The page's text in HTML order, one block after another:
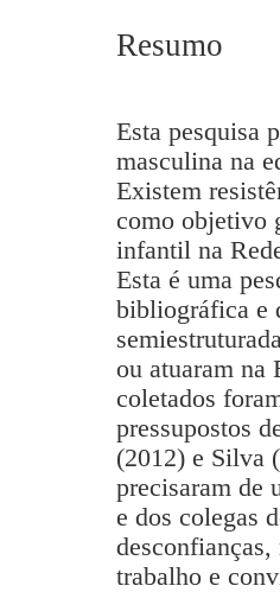
Resumo
Esta pesquisa
masculina na
Existem
como objetivo
infantil na
Esta é uma
bibliográfica e
ou atuaram na
coletados
pressupostos
(2012) e Silva
precisaram de
e dos colegas
desconfianças,
trabalho e